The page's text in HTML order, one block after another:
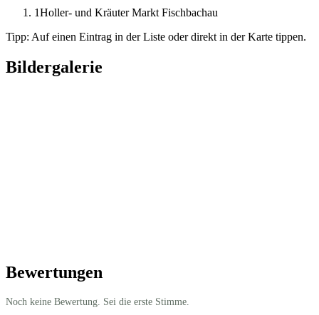
1Holler- und Kräuter Markt Fischbachau
Tipp: Auf einen Eintrag in der Liste oder direkt in der Karte tippen.
Bildergalerie
Bewertungen
Noch keine Bewertung. Sei die erste Stimme.